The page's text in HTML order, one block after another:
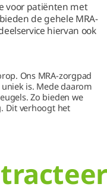
voor patiënten met
de gehele MRA-
hiervan ook
Ons MRA-zorgpad
is. Mede daarom
Zo bieden we
Dit verhoogt het